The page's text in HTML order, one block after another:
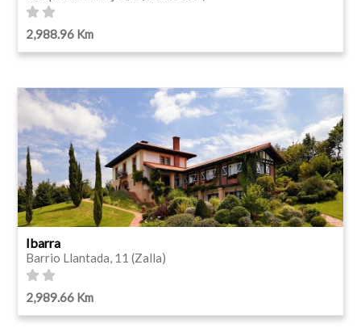
2,988.96 Km
Ibarra
Barrio Llantada, 11 (Zalla)
2,989.66 Km